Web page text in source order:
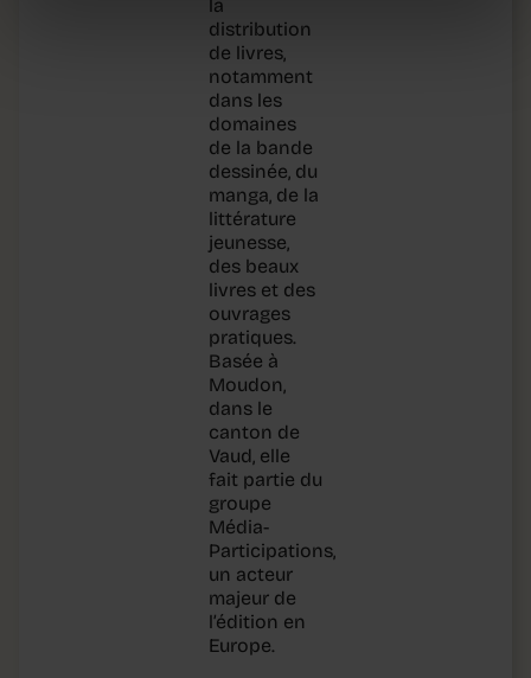
la
distribution
de livres,
notamment
dans les
domaines
de la bande
dessinée, du
manga, de la
littérature
jeunesse,
des beaux
livres et des
ouvrages
pratiques.
Basée à
Moudon,
dans le
canton de
Vaud, elle
fait partie du
groupe
Média-
Participations,
un acteur
majeur de
l’édition en
Europe.